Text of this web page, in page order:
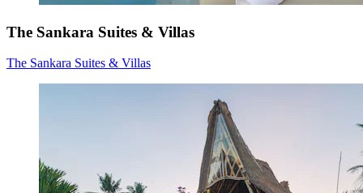
The Sankara Suites & Villas
The Sankara Suites & Villas